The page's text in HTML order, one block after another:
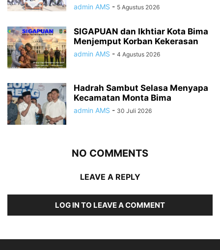
admin AMS - 5 Agustus 2026
SIGAPUAN dan Ikhtiar Kota Bima
Menjemput Korban Kekerasan
admin AMS - 4 Agustus 2026
Hadrah Sambut Selasa Menyapa
Kecamatan Monta Bima
admin AMS - 30 Juli 2026
NO COMMENTS
LEAVE A REPLY
LOG IN TO LEAVE A COMMENT